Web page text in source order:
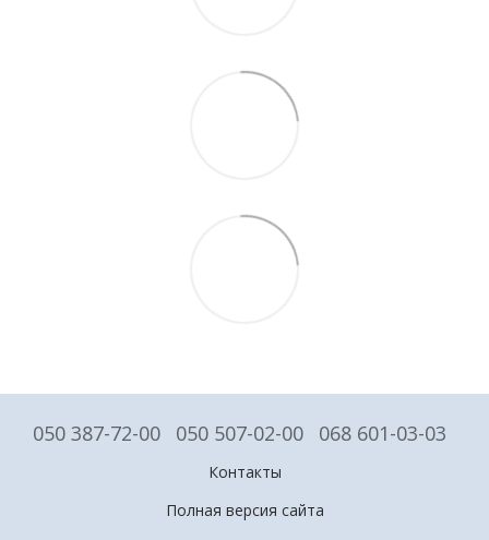
050 387-72-00 050 507-02-00 068 601-03-03
Контакты
Полная версия сайта